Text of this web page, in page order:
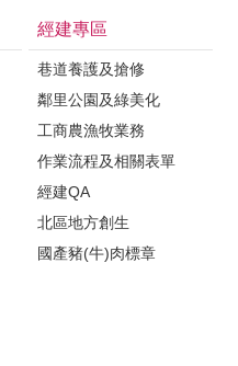
經建專區
巷道養護及搶修
鄰里公園及綠美化
工商農漁牧業務
作業流程及相關表單
經建QA
北區地方創生
國產豬(牛)肉標章